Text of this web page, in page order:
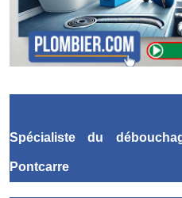
Spécialiste du
Pontcarre